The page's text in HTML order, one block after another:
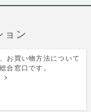
ョン
お買い物方法について
合窓口です。